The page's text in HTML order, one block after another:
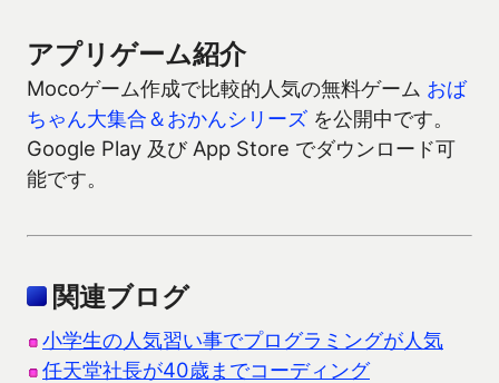
アプリゲーム紹介
Mocoゲーム作成で比較的人気の無料ゲーム おば
ちゃん大集合＆おかんシリーズ を公開中です。
Google Play 及び App Store でダウンロード可
能です。
関連ブログ
小学生の人気習い事でプログラミングが人気
任天堂社長が40歳までコーディング